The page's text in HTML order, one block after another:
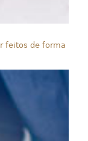
feitos de forma